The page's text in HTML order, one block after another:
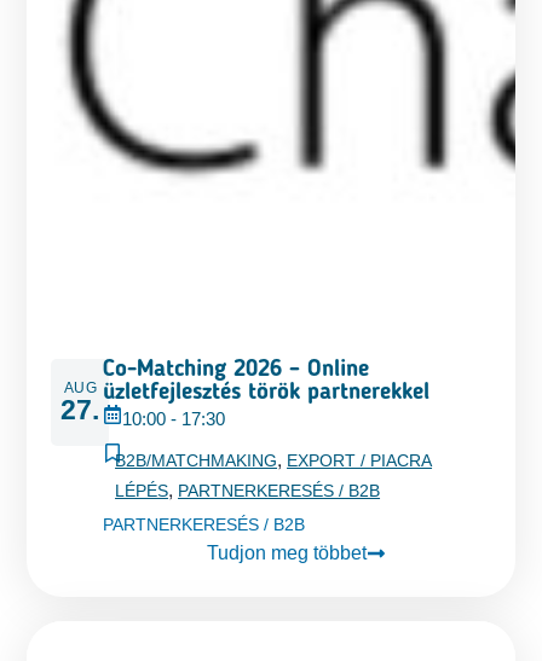
AUG
27.
Co-Matching 2026 – Online
üzletfejlesztés török partnerekkel
10:00 - 17:30
B2B/MATCHMAKING, EXPORT / PIACRA
LÉPÉS, PARTNERKERESÉS / B2B
PARTNERKERESÉS / B2B
Tudjon meg többet